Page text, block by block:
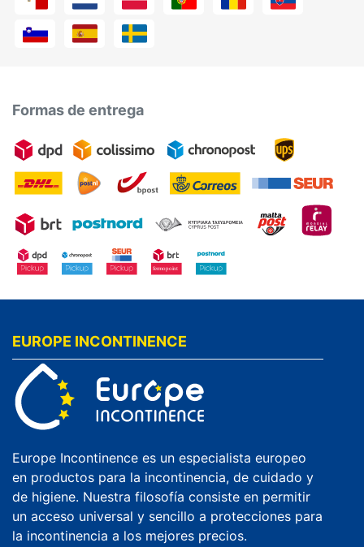
Formas de entrega
EUROPE INCONTINENCE
Europe Incontinence es un especialista europeo
en productos para la incontinencia, de cuidado y
de higiene. Nuestra filosofía consiste en permitir
un acceso universal y sencillo a protecciones para
la incontinencia a los mejores precios.